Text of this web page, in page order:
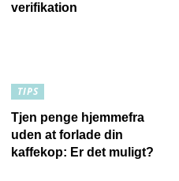
verifikation
TIPS
Tjen penge hjemmefra
uden at forlade din
kaffekop: Er det muligt?